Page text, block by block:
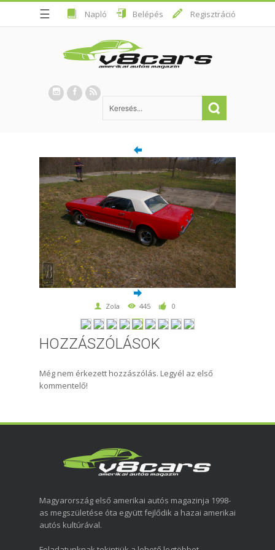
☰ Napló Belépés Regisztráció
Zola 445 0
HOZZÁSZÓLÁSOK
Még nem érkezett hozzászólás. Legyél az első
kommentelő!
Magyarország első amerikai autós magazinja 1998-
as megszületése óta együtt fejlődik a hazai amerikai
autós kultúrával.